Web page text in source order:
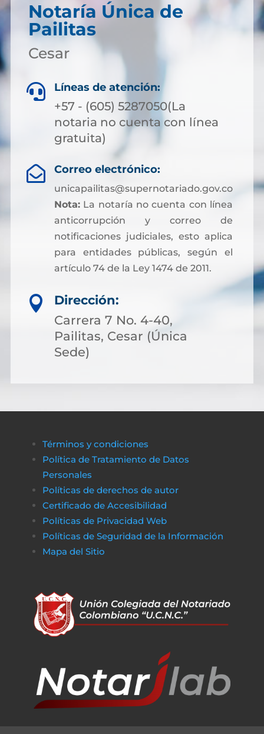
Notaría Única de
Pailitas
Cesar
 Líneas de atención:
+57 - (605) 5287050(La
notaria no cuenta con línea
gratuita)
 Correo electrónico:
unicapailitas@supernotariado.gov.co
Nota:La notaría no cuenta con línea
anticorrupción y correo de
notificaciones judiciales, esto aplica
para entidades públicas, según el
artículo 74 de la Ley 1474 de 2011.

Dirección:
Carrera 7 No. 4-40,
Pailitas, Cesar (Única
Sede)
Términos y condiciones
Política de Tratamiento de Datos
Personales
Políticas de derechos de autor
Certificado de Accesibilidad
Políticas de Privacidad Web
Políticas de Seguridad de la Información
Mapa del Sitio